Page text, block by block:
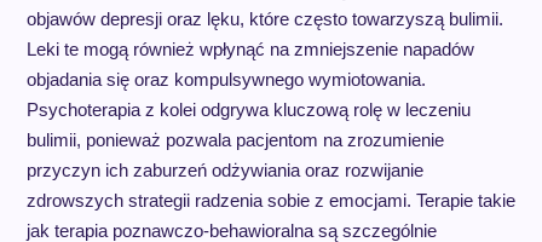
objawów depresji oraz lęku, które często towarzyszą bulimii.
Leki te mogą również wpłynąć na zmniejszenie napadów
objadania się oraz kompulsywnego wymiotowania.
Psychoterapia z kolei odgrywa kluczową rolę w leczeniu
bulimii, ponieważ pozwala pacjentom na zrozumienie
przyczyn ich zaburzeń odżywiania oraz rozwijanie
zdrowszych strategii radzenia sobie z emocjami. Terapie takie
jak terapia poznawczo-behawioralna są szczególnie